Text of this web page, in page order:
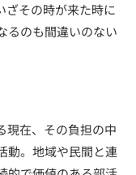
ざその時が来た時に
るのも間違いのない
現在、その負担の中
動。地域や民間と連